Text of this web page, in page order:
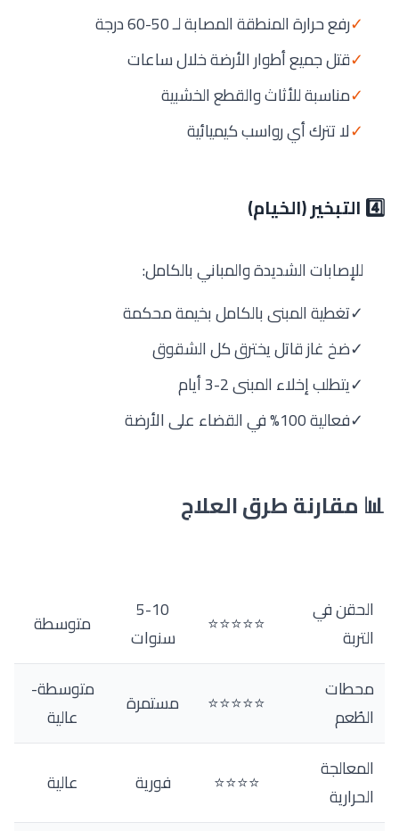
✓رفع حرارة المنطقة المصابة لـ 50-60 درجة
✓قتل جميع أطوار الأرضة خلال ساعات
✓مناسبة للأثاث والقطع الخشبية
✓لا تترك أي رواسب كيميائية
4️⃣ التبخير (الخيام)
للإصابات الشديدة والمباني بالكامل:
✓تغطية المبنى بالكامل بخيمة محكمة
✓ضخ غاز قاتل يخترق كل الشقوق
✓يتطلب إخلاء المبنى 2-3 أيام
✓فعالية 100% في القضاء على الأرضة
📊 مقارنة طرق العلاج
الحقن في
التربة
⭐⭐⭐⭐⭐
5-10
سنوات
متوسطة
محطات
الطُعم
⭐⭐⭐⭐⭐ مستمرة
متوسطة-
عالية
المعالجة
الحرارية
⭐⭐⭐⭐ فورية عالية